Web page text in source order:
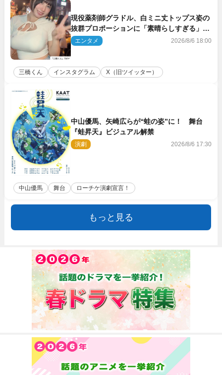
現役薬剤師グラドル、白ミニ丈トップス姿の
抜群プロポーションに「素晴らしすぎる」
「すっっっご！」とネット絶賛
エンタメ 2026/8/6 18:00
三橋くん インスタグラム X（旧ツイッター）
中山優馬、矢崎広らが“蛙の姿”に！ 舞台
『蛙昇天』ビジュアル解禁
演劇 2026/8/6 17:30
中山優馬 舞台 ローチケ演劇宣言！
もっと見る